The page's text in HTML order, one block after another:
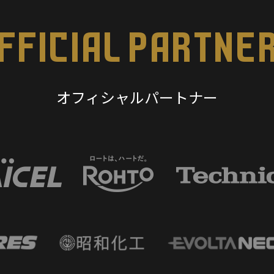
オフィシャルパートナー